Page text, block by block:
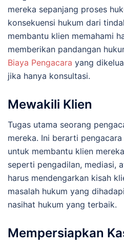
mereka sepanjang proses
konsekuensi hukum dari
membantu klien memahami
memberikan pandangan
Biaya Pengacara yang
jika hanya konsultasi.
Mewakili Klien
Tugas utama seorang
mereka. Ini berarti
untuk membantu klien
seperti pengadilan, mediasi,
harus mendengarkan kisah
masalah hukum yang
nasihat hukum yang terbaik.
Mempersiapkan